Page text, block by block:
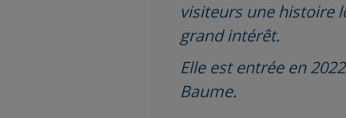
visiteurs une histoire
grand intérêt.
Elle est entrée en
Baume.